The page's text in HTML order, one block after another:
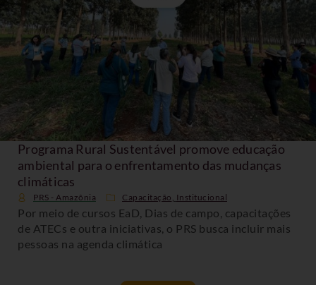
Programa Rural Sustentável promove educação
ambiental para o enfrentamento das mudanças
climáticas
PRS - Amazônia Capacitação , Institucional
Por meio de cursos EaD, Dias de campo, capacitações
de ATECs e outra iniciativas, o PRS busca incluir mais
pessoas na agenda climática